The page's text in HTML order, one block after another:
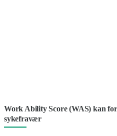
Work Ability Score (WAS) kan
sykefravær